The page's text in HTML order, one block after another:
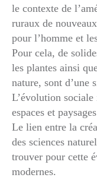
le contexte de
ruraux de
pour l’homme et
Pour cela, de
les plantes ainsi
nature, sont d’une
L’évolution
espaces et
Le lien entre la
des sciences
trouver pour cette
modernes.